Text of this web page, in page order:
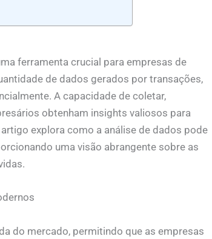
ferramenta crucial para empresas de
de dados gerados por transações,
A capacidade de coletar,
obtenham insights valiosos para
explora como a análise de dados pode
uma visão abrangente sobre as
do mercado, permitindo que as empresas